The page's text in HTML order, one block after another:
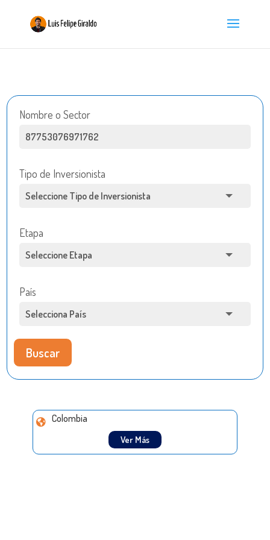
Nombre o Sector
Tipo de Inversionista
Etapa
País
Buscar
Colombia
Ver Más